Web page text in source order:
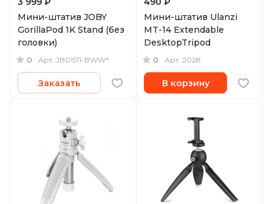
Мини-штатив JOBY
GorillaPod 1K Stand (без
головки)
0 Арт. JB01511-BWW*
Заказать
Мини-штатив Ulanzi
MT-14 Extendable
DesktopTripod
0 Арт. 2028
В корзину